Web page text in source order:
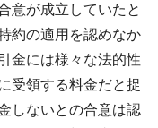
意が成立していたと
約の適用を認めなか
金には様々な法的性
受領する料金だと捉
しないとの合意は認